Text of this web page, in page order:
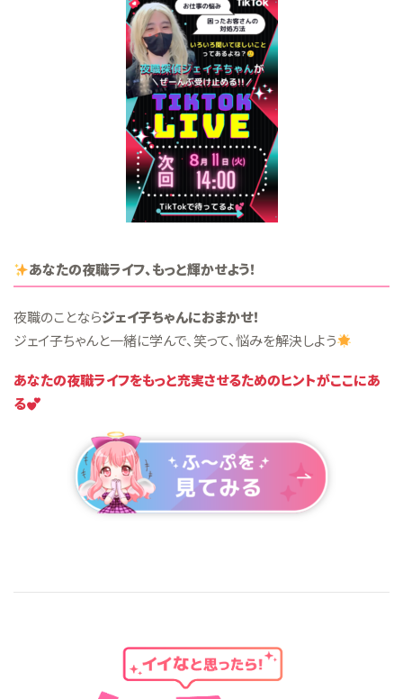
あなたの夜職ライフ、もっと輝かせよう！
夜職のことならジェイ子ちゃんにおまかせ！
ジェイ子ちゃんと一緒に学んで、笑って、悩みを解決しよう
あなたの夜職ライフをもっと充実させるためのヒントがここにあ
る